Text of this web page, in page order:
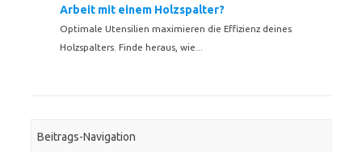
Arbeit mit einem Holzspalter?
Optimale Utensilien maximieren die Effizienz deines
Holzspalters. Finde heraus, wie...
Beitrags-Navigation